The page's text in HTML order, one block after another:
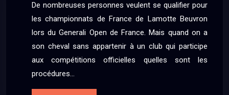
De nombreuses personnes veulent se qualifier pour
les championnats de France de Lamotte Beuvron
lors du Generali Open de France. Mais quand on a
son cheval sans appartenir à un club qui participe
aux compétitions officielles quelles sont les
procédures…